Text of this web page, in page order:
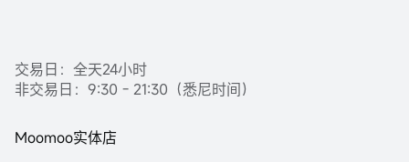
交易日：全天24小时
非交易日：9:30 - 21:30（悉尼时间）
Moomoo实体店